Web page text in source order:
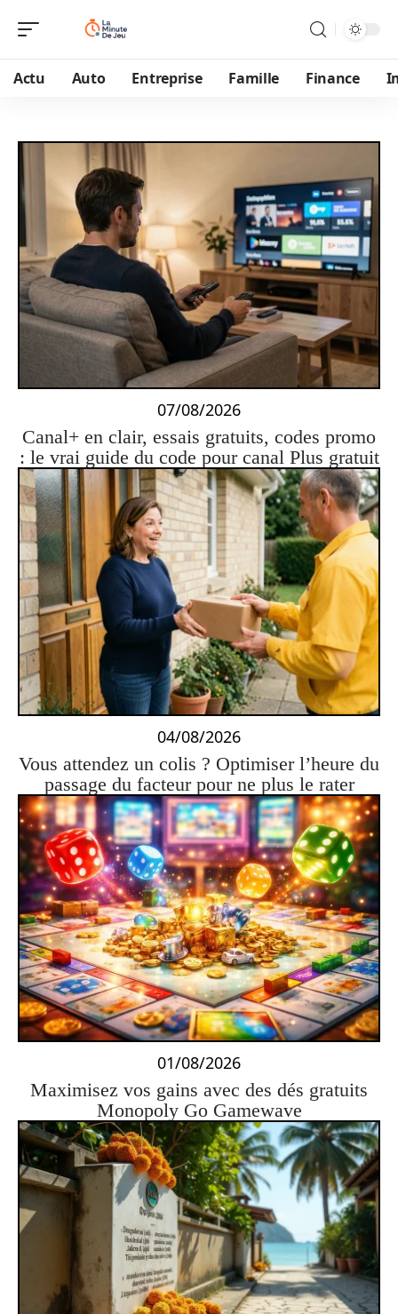
Actu Auto Entreprise Famille Finance
07/08/2026
Canal+ en clair, essais gratuits, codes promo
: le vrai guide du code pour canal Plus gratuit
04/08/2026
Vous attendez un colis ? Optimiser l’heure du
passage du facteur pour ne plus le rater
01/08/2026
Maximisez vos gains avec des dés gratuits
Monopoly Go Gamewave